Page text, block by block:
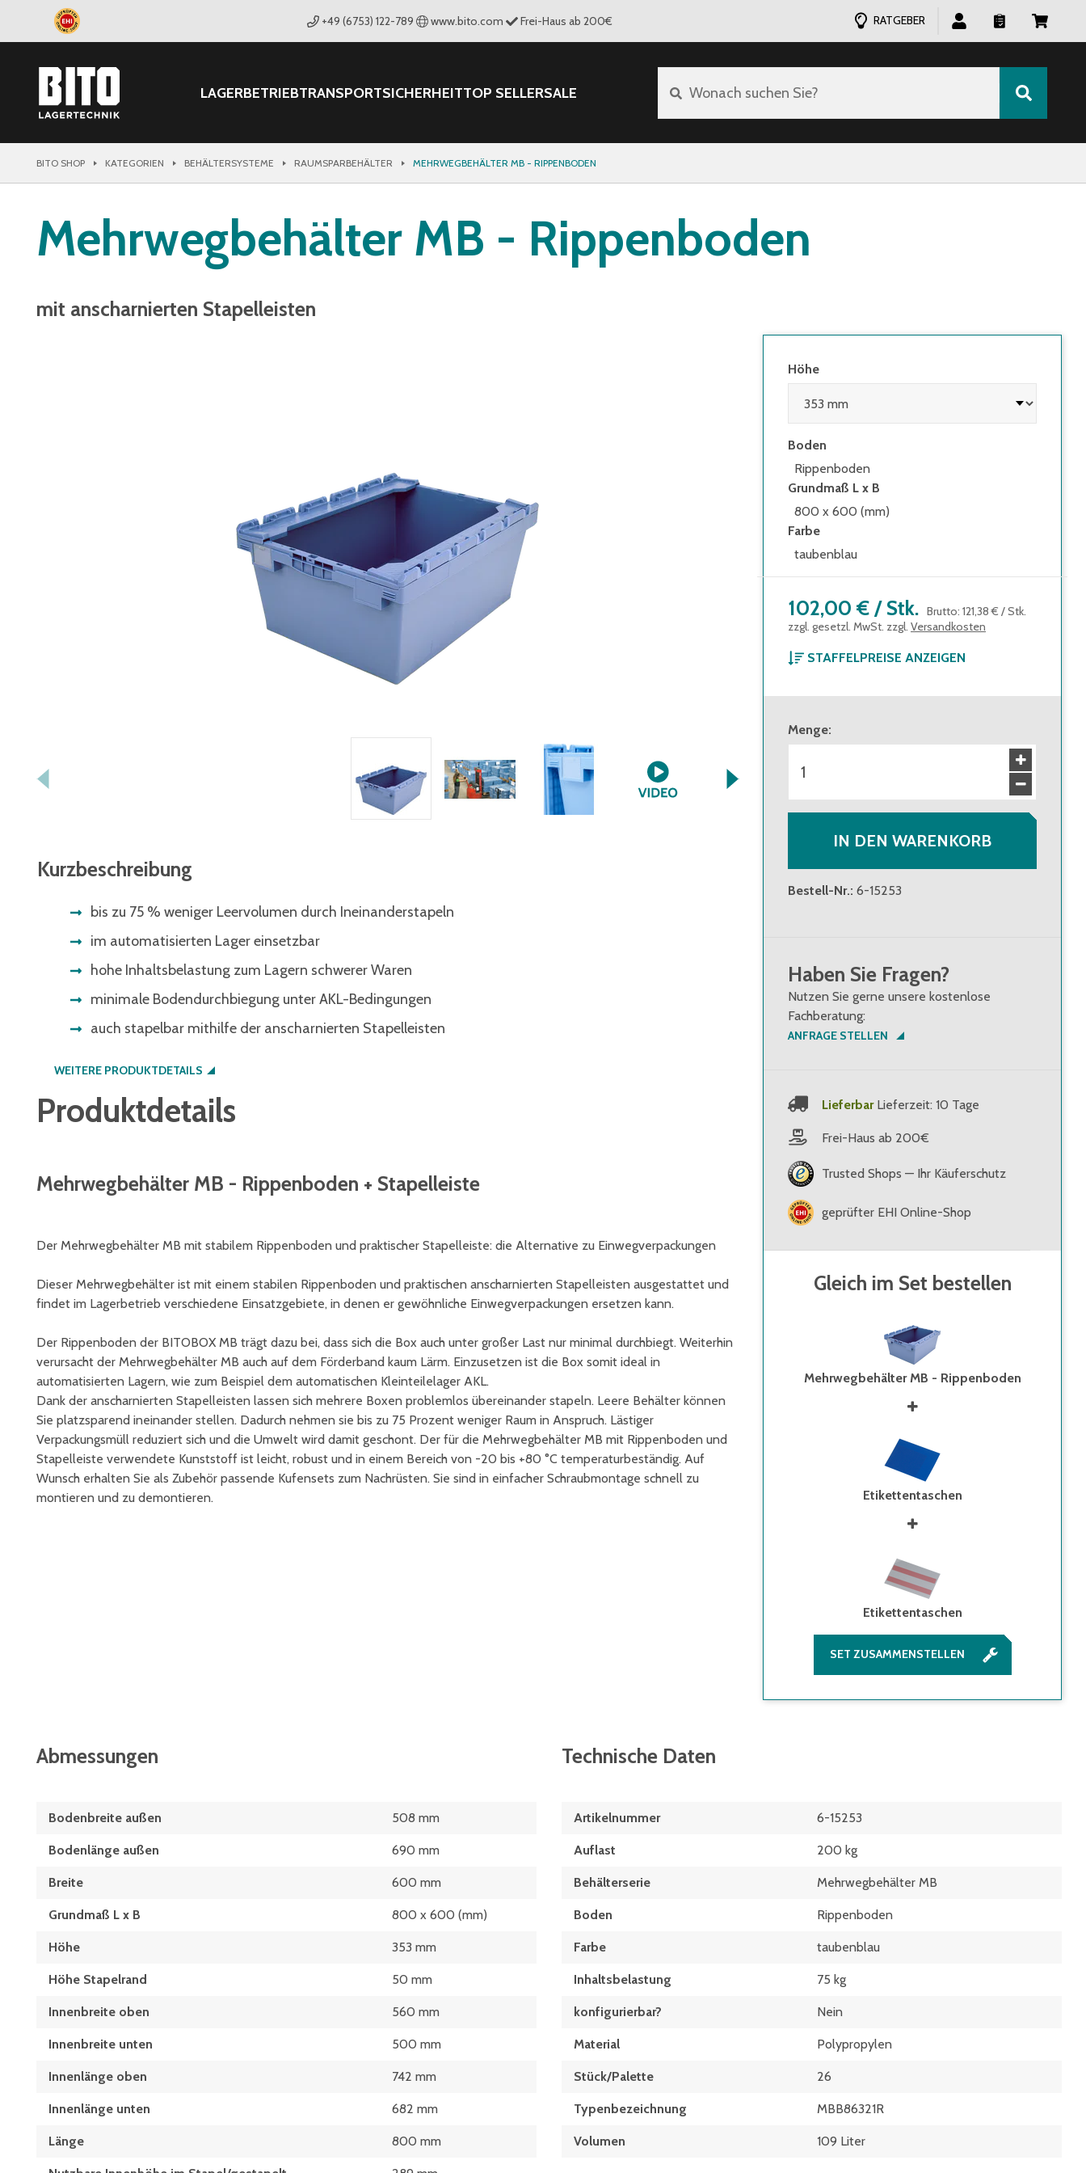
+49 (6753) 122-789 www.bito.com Frei-Haus ab 200€ RATGEBER
LAGERBETRIEBTRANSPORTSICHERHEITTOP SELLERSALE Wonach suchen Sie?
BITO SHOP KATEGORIEN BEHÄLTERSYSTEME RAUMSPARBEHÄLTER MEHRWEGBEHÄLTER MB - RIPPENBODEN
Mehrwegbehälter MB - Rippenboden
mit anscharnierten Stapelleisten
Kurzbeschreibung
bis zu 75 % weniger Leervolumen durch Ineinanderstapeln
im automatisierten Lager einsetzbar
hohe Inhaltsbelastung zum Lagern schwerer Waren
minimale Bodendurchbiegung unter AKL-Bedingungen
auch stapelbar mithilfe der anscharnierten Stapelleisten
WEITERE PRODUKTDETAILS
Produktdetails
Mehrwegbehälter MB - Rippenboden + Stapelleiste
Der Mehrwegbehälter MB mit stabilem Rippenboden und praktischer Stapelleiste: die Alternative zu Einwegverpackungen
Dieser Mehrwegbehälter ist mit einem stabilen Rippenboden und praktischen anscharnierten Stapelleisten ausgestattet und
findet im Lagerbetrieb verschiedene Einsatzgebiete, in denen er gewöhnliche Einwegverpackungen ersetzen kann.
Der Rippenboden der BITOBOX MB trägt dazu bei, dass sich die Box auch unter großer Last nur minimal durchbiegt. Weiterhin
verursacht der Mehrwegbehälter MB auch auf dem Förderband kaum Lärm. Einzusetzen ist die Box somit ideal in
automatisierten Lagern, wie zum Beispiel dem automatischen Kleinteilelager AKL.
Dank der anscharnierten Stapelleisten lassen sich mehrere Boxen problemlos übereinander stapeln. Leere Behälter können
Sie platzsparend ineinander stellen. Dadurch nehmen sie bis zu 75 Prozent weniger Raum in Anspruch. Lästiger
Verpackungsmüll reduziert sich und die Umwelt wird damit geschont. Der für die Mehrwegbehälter MB mit Rippenboden und
Stapelleiste verwendete Kunststoff ist leicht, robust und in einem Bereich von -20 bis +80 °C temperaturbeständig. Auf
Wunsch erhalten Sie als Zubehör passende Kufensets zum Nachrüsten. Sie sind in einfacher Schraubmontage schnell zu
montieren und zu demontieren.
Höhe
Boden
Rippenboden
Grundmaß L x B
800 x 600 (mm)
Farbe
taubenblau
102,00 € / Stk. Brutto: 121,38 € /Stk.
zzgl. gesetzl. MwSt. zzgl. Versandkosten
STAFFELPREISE ANZEIGEN
ab 40 Stück
Menge:
IN DEN WARENKORB
Bestell-Nr.: 6-15253
Haben Sie Fragen?
Nutzen Sie gerne unsere kostenlose
Fachberatung:
ANFRAGE STELLEN
Lieferbar Lieferzeit: 10 Tage
Frei-Haus ab 200€
Trusted Shops — Ihr Käuferschutz
geprüfter EHI Online-Shop
Gleich im Set bestellen
Mehrwegbehälter MB - Rippenboden
Etikettentaschen
Etikettentaschen
SET ZUSAMMENSTELLEN
Abmessungen
Bodenbreite außen 508 mm
Bodenlänge außen 690 mm
Breite 600 mm
Grundmaß L x B 800 x 600 (mm)
Höhe 353 mm
Höhe Stapelrand 50 mm
Innenbreite oben 560 mm
Innenbreite unten 500 mm
Innenlänge oben 742 mm
Innenlänge unten 682 mm
Länge 800 mm
Technische Daten
Artikelnummer 6-15253
Auflast 200 kg
Behälterserie Mehrwegbehälter MB
Boden Rippenboden
Farbe taubenblau
Inhaltsbelastung 75 kg
konfigurierbar? Nein
Material Polypropylen
Stück/Palette 26
Typen­be­zeich­nung MBB86321R
Volumen 109 Liter